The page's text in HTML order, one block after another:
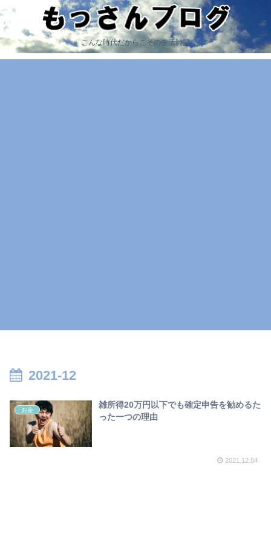
こんな時代だからこその生活雑記
2021-12
お金
雑所得20万円以下でも確定申告を勧めるた
った一つの理由
2021.12.04